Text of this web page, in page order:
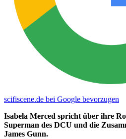
scifiscene.de bei Google bevorzugen
Isabela Merced spricht über ihre
Superman des DCU und die
James Gunn.